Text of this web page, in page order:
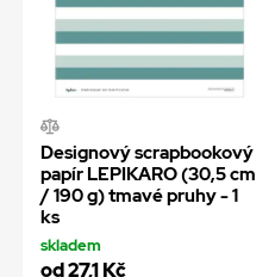
Designový scrapbookový
papír LEPIKARO (30,5 cm
/ 190 g) tmavé pruhy - 1
ks
skladem
od 27,1 Kč